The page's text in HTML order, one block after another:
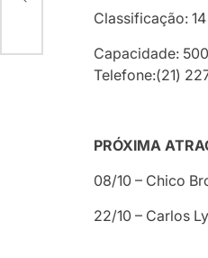
Classificação:
Capacidade:
Telefone:(21)
PRÓXIMA
08/10 – Chico
22/10 – Carlos